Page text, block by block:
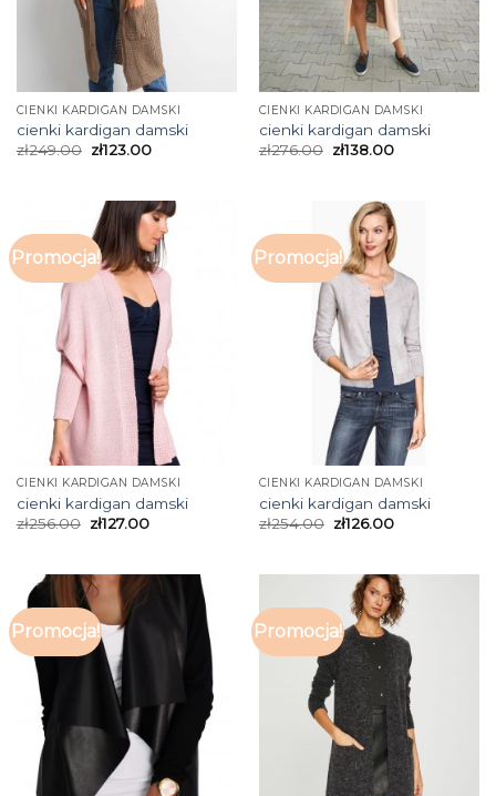
CIENKI KARDIGAN DAMSKI
cienki kardigan damski
zł249.00 zł123.00
CIENKI KARDIGAN DAMSKI
cienki kardigan damski
zł276.00 zł138.00
Promocja!
CIENKI KARDIGAN DAMSKI
cienki kardigan damski
zł256.00 zł127.00
Promocja!
CIENKI KARDIGAN DAMSKI
cienki kardigan damski
zł254.00 zł126.00
Promocja! Promocja!